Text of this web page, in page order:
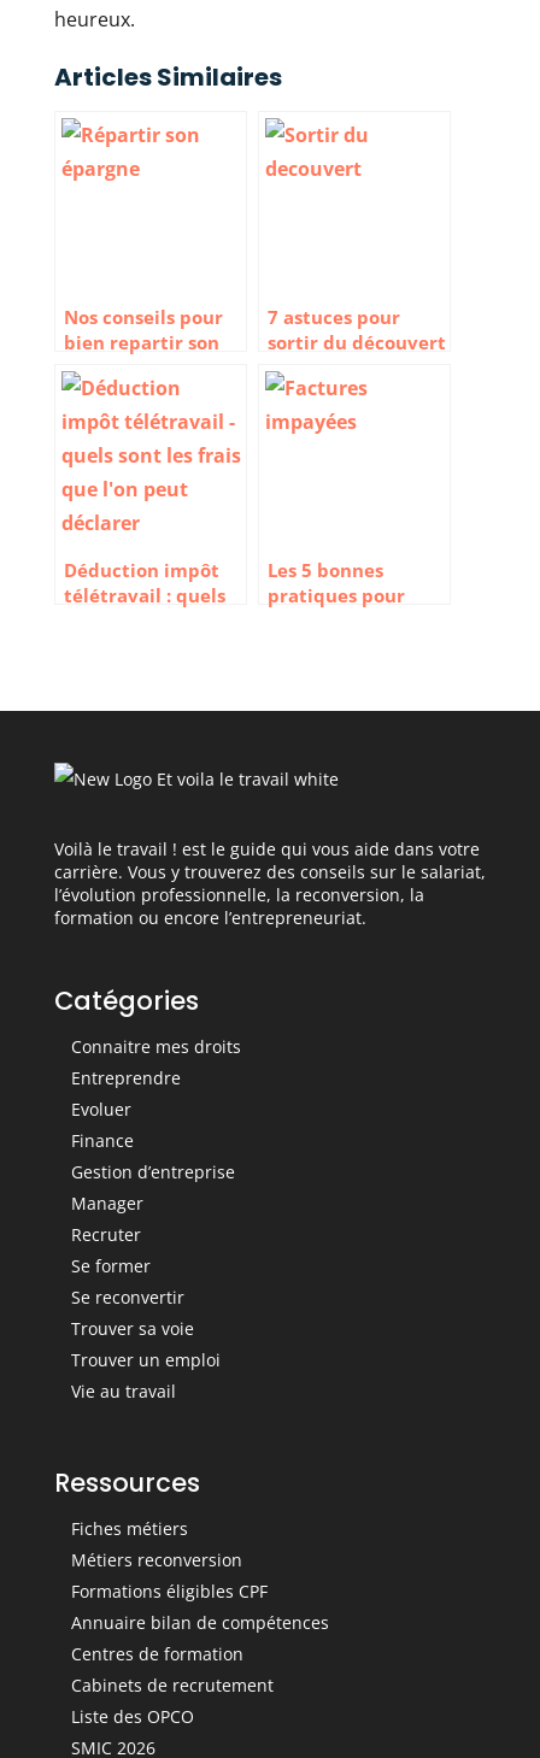
heureux.
Articles Similaires
Nos conseils pour
bien repartir son
épargne
7 astuces pour
sortir du découvert
Déduction impôt
télétravail : quels
Les 5 bonnes
pratiques pour
Voilà le travail ! est le guide qui vous aide dans votre
carrière. Vous y trouverez des conseils sur le salariat,
l’évolution professionnelle, la reconversion, la
formation ou encore l’entrepreneuriat.
Catégories
Connaitre mes droits
Entreprendre
Evoluer
Finance
Gestion d’entreprise
Manager
Recruter
Se former
Se reconvertir
Trouver sa voie
Trouver un emploi
Vie au travail
Ressources
Fiches métiers
Métiers reconversion
Formations éligibles CPF
Annuaire bilan de compétences
Centres de formation
Cabinets de recrutement
Liste des OPCO
SMIC 2026